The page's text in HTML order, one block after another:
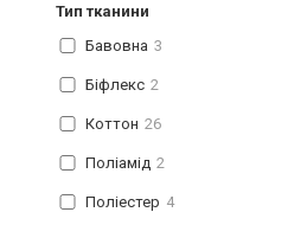
Тип тканини
Бавовна 3
Біфлекс 2
Коттон 26
Поліамід 2
Поліестер 4